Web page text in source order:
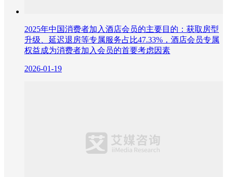
2025年中国消费者加入酒店会员的主要目的：获取房型
升级、延迟退房等专属服务占比47.33%，酒店会员专属
权益成为消费者加入会员的首要考虑因素
2026-01-19